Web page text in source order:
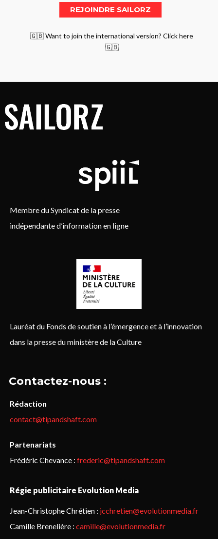
🇬🇧 Want to join the international version? Click here
🇬🇧
Membre du Syndicat de la presse
indépendante d’information en ligne
Lauréat du Fonds de soutien à l’émergence et à l’innovation
dans la presse du ministère de la Culture
Contactez-nous :
Rédaction
contact@tipandshaft.com
Partenariats
Frédéric Chevance : frederic@tipandshaft.com
Régie publicitaire Evolution Media
Jean-Christophe Chrétien : jcchretien@evolutionmedia.fr
Camille Brenelière : camille@evolutionmedia.fr